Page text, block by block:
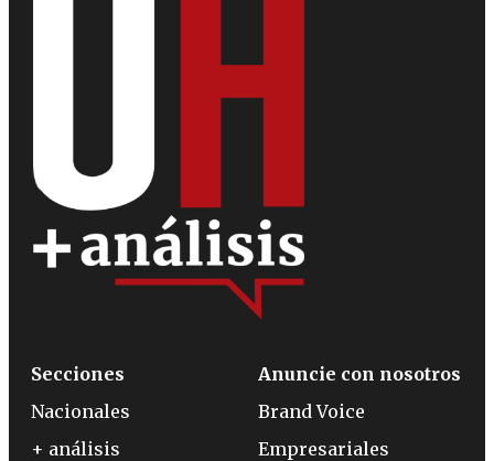
Secciones
Nacionales
+ análisis
Anuncie con nosotros
Brand Voice
Empresariales